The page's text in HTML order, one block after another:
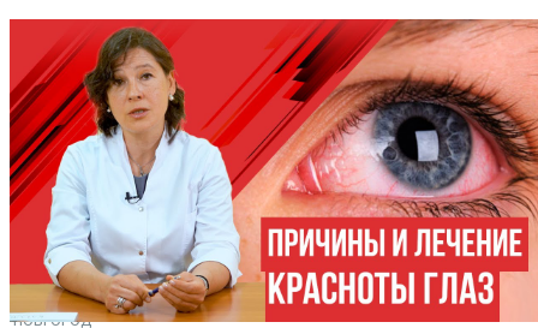
КАПЕЛЬНИЦЫ
КАК ПРОЙТИ
КУРС
КОНТАКТЫ
НИЖНИЙ
НОВГОРОД